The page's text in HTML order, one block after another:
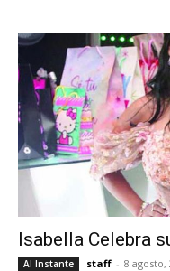
Isabella Celebra
Al Instante staff - 8 agosto,